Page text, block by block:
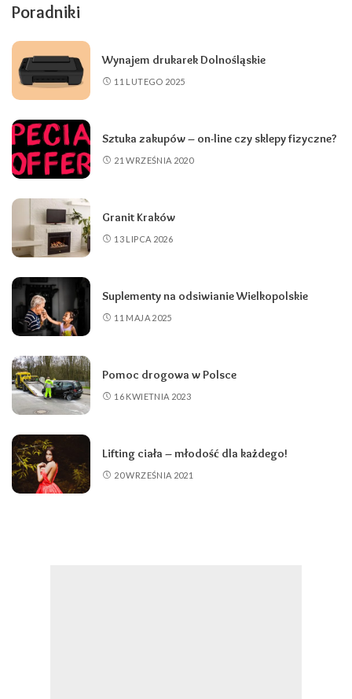
Poradniki
Wynajem drukarek Dolnośląskie
11 LUTEGO 2025
Sztuka zakupów – on-line czy sklepy fizyczne?
21 WRZEŚNIA 2020
Granit Kraków
13 LIPCA 2026
Suplementy na odsiwianie Wielkopolskie
11 MAJA 2025
Pomoc drogowa w Polsce
16 KWIETNIA 2023
Lifting ciała – młodość dla każdego!
20 WRZEŚNIA 2021